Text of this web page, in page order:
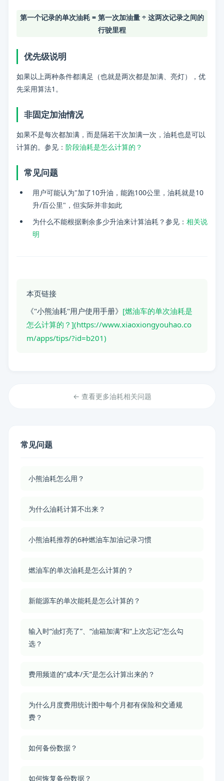
第一个记录的单次油耗 = 第一次加油量 ÷ 这两次记录之间的
行驶里程
优先级说明
如果以上两种条件都满足（也就是两次都是加满、亮灯），优
先采用算法1。
非固定加油情况
如果不是每次都加满，而是隔若干次加满一次，油耗也是可以
计算的。参见： 阶段油耗是怎么计算的？
常见问题
用户可能认为"加了10升油，能跑100公里，油耗就是10
升/百公里"，但实际并非如此
为什么不能根据剩余多少升油来计算油耗？参见： 相关说
明
本页链接
《"小熊油耗"用户使用手册》 [燃油车的单次油耗是
怎么计算的？](https://www.xiaoxiongyouhao.co
m/apps/tips/?id=b201)
← 查看更多油耗相关问题
常见问题
小熊油耗怎么用？
为什么油耗计算不出来？
小熊油耗推荐的6种燃油车加油记录习惯
燃油车的单次油耗是怎么计算的？
新能源车的单次能耗是怎么计算的？
输入时“油灯亮了”、“油箱加满”和“上次忘记”怎么勾
选？
费用频道的“成本/天”是怎么计算出来的？
为什么月度费用统计图中每个月都有保险和交通规
费？
如何备份数据？
如何恢复备份数据？